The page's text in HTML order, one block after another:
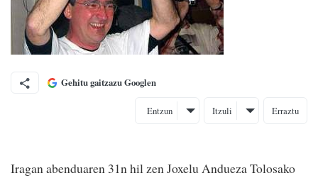
Gehitu gaitzazu Googlen
Entzun Itzuli Erraztu
Iragan abenduaren 31n hil zen Joxelu Andueza Tolosako